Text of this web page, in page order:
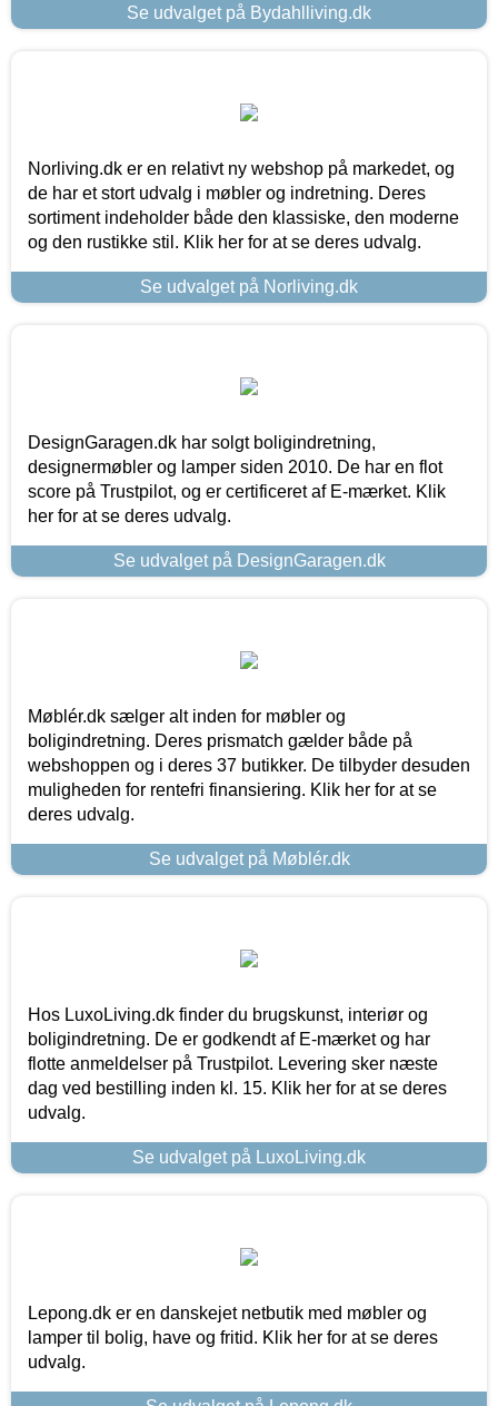
Se udvalget på Bydahlliving.dk
Norliving.dk er en relativt ny webshop på markedet, og
de har et stort udvalg i møbler og indretning. Deres
sortiment indeholder både den klassiske, den moderne
og den rustikke stil. Klik her for at se deres udvalg.
Se udvalget på Norliving.dk
DesignGaragen.dk har solgt boligindretning,
designermøbler og lamper siden 2010. De har en flot
score på Trustpilot, og er certificeret af E-mærket. Klik
her for at se deres udvalg.
Se udvalget på DesignGaragen.dk
Møblér.dk sælger alt inden for møbler og
boligindretning. Deres prismatch gælder både på
webshoppen og i deres 37 butikker. De tilbyder desuden
muligheden for rentefri finansiering. Klik her for at se
deres udvalg.
Se udvalget på Møblér.dk
Hos LuxoLiving.dk finder du brugskunst, interiør og
boligindretning. De er godkendt af E-mærket og har
flotte anmeldelser på Trustpilot. Levering sker næste
dag ved bestilling inden kl. 15. Klik her for at se deres
udvalg.
Se udvalget på LuxoLiving.dk
Lepong.dk er en danskejet netbutik med møbler og
lamper til bolig, have og fritid. Klik her for at se deres
udvalg.